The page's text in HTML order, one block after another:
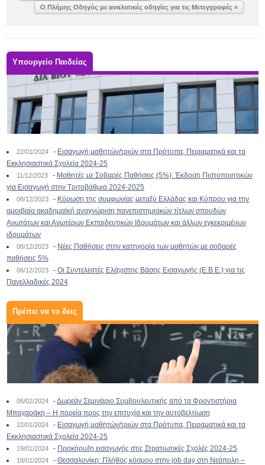
Ο Πλήρης Οδηγός με αναλυτικές οδηγίες για τις Μετεγγραφές »
Υπουργείο Παιδείας
22/01/2024 - Εισαγωγή μαθητών/τριών στα Πρότυπα, Πειραματικά και τα
Εκκλησιαστικά Σχολεία 2024-25
11/12/2023 - Μαθητές με Σοβαρές Παθήσεις (5%): Έκδοση Πιστοποιητικών
για Εισαγωγή στην Τριτοβάθμια 2024-2025
08/12/2023 - Κύρωση της συμφωνίας μεταξύ Ελλάδας και Κύπρου για την
αμοιβαία ακαδημαϊκή αναγνώριση πανεπιστημιακών τίτλων σπουδών
Ανωτάτων και Ανωτέρων Εκπαιδευτικών Ιδρυμάτων και άλλων εγκεκριμένων
ιδρυμάτων
08/12/2023 - Νέες Παθήσεις στην κατηγορία των μαθητών με σοβαρές
παθήσεις 5%
06/12/2023 -Οι Συντελεστές Ελάχιστης Βάσης Εισαγωγής (Ε.Β.Ε.) για τις
Πανελλαδικές 2024
Πρέπει να το δεις
05/02/2024 -Δωρεάν Σεμινάριο Συμβουλευτικής από τα Φροντιστήρια
Μπαχαράκη – Η πορεία προς την επιτυχία και την αυτοβελτίωση
22/01/2024 - Εισαγωγή μαθητών/τριών στα Πρότυπα, Πειραματικά και τα
Εκκλησιαστικά Σχολεία 2024-25
19/01/2024 - Προκήρυξη εισαγωγής στις Στρατιωτικές Σχολές 2024-25
18/01/2024 -Θεσσαλονίκη: Πλήθος κόσμου στην job day στη Νεάπολη –